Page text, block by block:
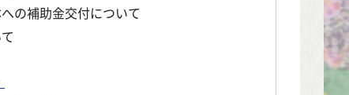
の補助金交付について